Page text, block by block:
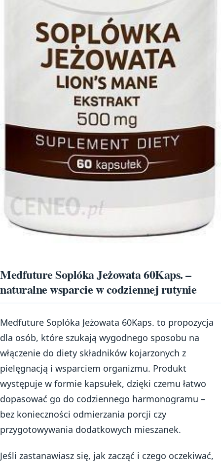
Medfuture Soplóka Jeżowata 60Kaps. –
naturalne wsparcie w codziennej rutynie
Medfuture Soplóka Jeżowata 60Kaps. to propozycja
dla osób, które szukają wygodnego sposobu na
włączenie do diety składników kojarzonych z
pielęgnacją i wsparciem organizmu. Produkt
występuje w formie kapsułek, dzięki czemu łatwo
dopasować go do codziennego harmonogramu –
bez konieczności odmierzania porcji czy
przygotowywania dodatkowych mieszanek.
Jeśli zastanawiasz się, jak zacząć i czego oczekiwać,